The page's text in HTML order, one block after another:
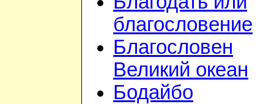
благословение
Благословен
Великий океан
Бодайбо